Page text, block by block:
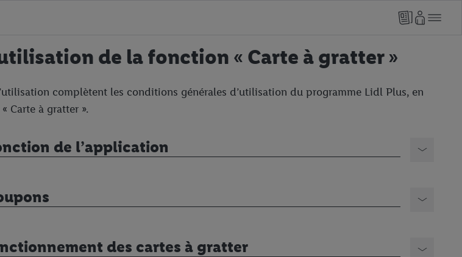
de la fonction « Carte à gratter »
complètent les conditions générales d’utilisation du programme Lidl Plus, en
Carte à gratter ».
de l’application
des cartes à gratter